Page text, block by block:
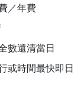
／年費
數還清當日
或時間最快即日